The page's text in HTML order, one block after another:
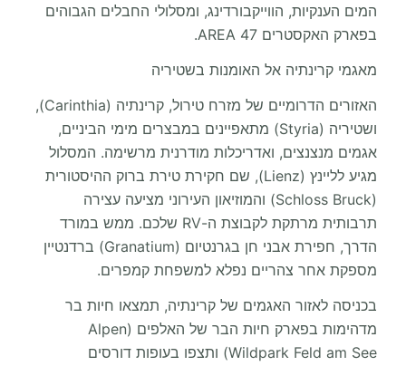
המים הענקיות, הווייקבורדינג, ומסלולי החבלים הגבוהים
בפארק האקסטרים AREA 47.
מאגמי קרינתיה אל האומנות בשטיריה
האזורים הדרומיים של מזרח טירול, קרינתיה (Carinthia),
ושטיריה (Styria) מתאפיינים במבצרים מימי הביניים,
אגמים מנצנצים, ואדריכלות מודרנית מרשימה. המסלול
מגיע לליינץ (Lienz), שם חקירת טירת ברוק ההיסטורית
(Schloss Bruck) והמוזיאון העירוני מציעה עצירה
תרבותית מרתקת לקבוצת ה-RV שלכם. ממש במורד
הדרך, חפירת אבני חן בגרנטיום (Granatium) ברדנטיין
מספקת אחר צהריים נפלא למשפחת קמפרים.
בכניסה לאזור האגמים של קרינתיה, תמצאו חיות בר
מדהימות בפארק חיות הבר של האלפים (Alpen
Wildpark Feld am See) ותצפו בעופות דורסים